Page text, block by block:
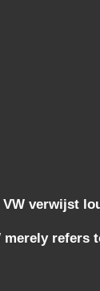
verwijst
refers